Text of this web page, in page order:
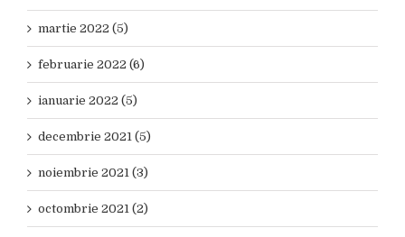
martie 2022 (5)
februarie 2022 (6)
ianuarie 2022 (5)
decembrie 2021 (5)
noiembrie 2021 (3)
octombrie 2021 (2)